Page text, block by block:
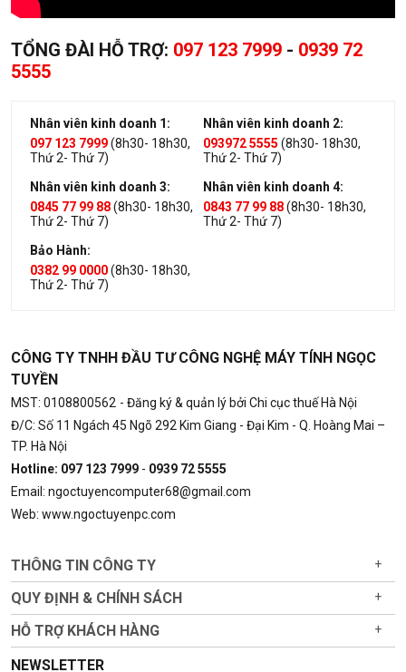
TỔNG ĐÀI HỖ TRỢ: 097 123 7999 - 0939 72
5555
Nhân viên kinh doanh 1:
097 123 7999(8h30- 18h30,
Thứ 2- Thứ 7)
Nhân viên kinh doanh 2:
093972 5555 (8h30- 18h30,
Thứ 2- Thứ 7)
Nhân viên kinh doanh 3:
0845 77 99 88(8h30- 18h30,
Thứ 2- Thứ 7)
Nhân viên kinh doanh 4:
0843 77 99 88(8h30- 18h30,
Thứ 2- Thứ 7)
Bảo Hành:
0382 99 0000(8h30- 18h30,
Thứ 2- Thứ 7)
CÔNG TY TNHH ĐẦU TƯ CÔNG NGHỆ MÁY TÍNH NGỌC
TUYỀN
MST: 0108800562 - Đăng ký & quản lý bởi Chi cục thuế Hà Nội
Đ/C: Số 11 Ngách 45 Ngõ 292 Kim Giang - Đại Kim - Q. Hoàng Mai –
TP. Hà Nội
Hotline: 097 123 7999 - 0939 72 5555
Email: ngoctuyencomputer68@gmail.com
Web: www.ngoctuyenpc.com
THÔNG TIN CÔNG TY +
QUY ĐỊNH & CHÍNH SÁCH +
HỖ TRỢ KHÁCH HÀNG +
NEWSLETTER